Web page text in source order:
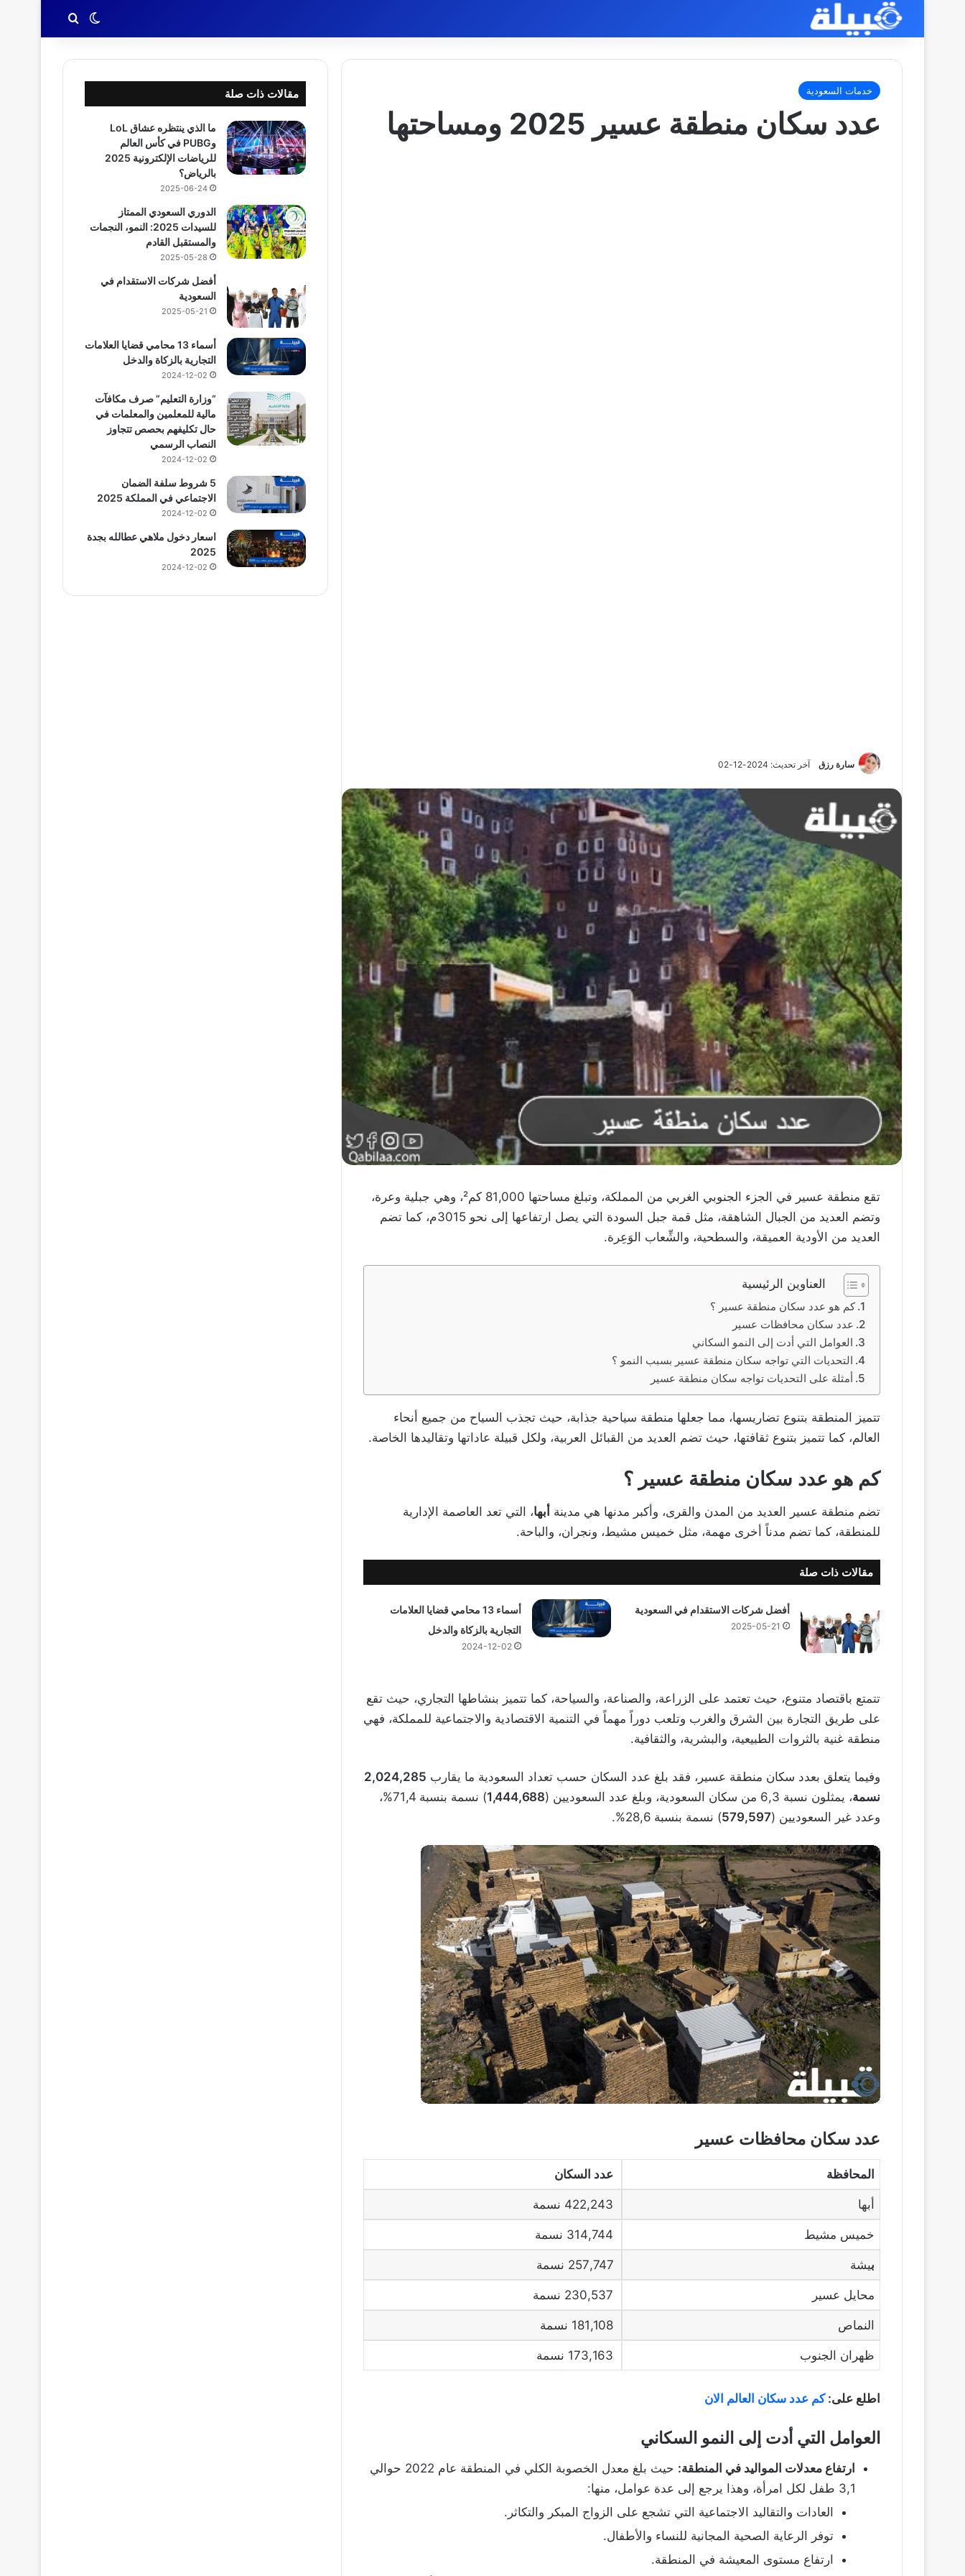
الوضع المظلم
بحث عن
خدمات السعودية
عدد سكان منطقة عسير 2025 ومساحتها
سارة رزق آخر تحديث: 2024-12-02
تقع منطقة عسير في الجزء الجنوبي الغربي من المملكة، وتبلغ مساحتها 81,000 كم²، وهي جبلية وعرة،
وتضم العديد من الجبال الشاهقة، مثل قمة جبل السودة التي يصل ارتفاعها إلى نحو 3015م، كما تضم
العديد من الأودية العميقة، والسطحية، والشِّعاب الوَعِرة.
العناوين الرئيسية
كم هو عدد سكان منطقة عسير ؟
عدد سكان محافظات عسير
العوامل التي أدت إلى النمو السكاني
التحديات التي تواجه سكان منطقة عسير بسبب النمو ؟
أمثلة على التحديات تواجه سكان منطقة عسير
تتميز المنطقة بتنوع تضاريسها، مما جعلها منطقة سياحية جذابة، حيث تجذب السياح من جميع أنحاء
العالم، كما تتميز بتنوع ثقافتها، حيث تضم العديد من القبائل العربية، ولكل قبيلة عاداتها وتقاليدها الخاصة.
كم هو عدد سكان منطقة عسير ؟
تضم منطقة عسير العديد من المدن والقرى، وأكبر مدنها هي مدينة أبها، التي تعد العاصمة الإدارية
للمنطقة، كما تضم مدناً أخرى مهمة، مثل خميس مشيط، ونجران، والباحة.
مقالات ذات صلة
أفضل شركات الاستقدام في السعودية
2025-05-21
أسماء 13 محامي قضايا العلامات
التجارية بالزكاة والدخل
2024-12-02
تتمتع باقتصاد متنوع، حيث تعتمد على الزراعة، والصناعة، والسياحة، كما تتميز بنشاطها التجاري، حيث تقع
على طريق التجارة بين الشرق والغرب وتلعب دوراً مهماً في التنمية الاقتصادية والاجتماعية للمملكة، فهي
منطقة غنية بالثروات الطبيعية، والبشرية، والثقافية.
وفيما يتعلق بعدد سكان منطقة عسير، فقد بلغ عدد السكان حسب تعداد السعودية ما يقارب 2,024,285
نسمة، يمثلون نسبة 6,3 من سكان السعودية، وبلغ عدد السعوديين ( 1,444,688
) نسمة بنسبة 71,4%،
وعدد غير السعوديين (579,597) نسمة بنسبة 28,6%.
عدد سكان محافظات عسير
المحافظة عدد السكان
أبها 422,243 نسمة
خميس مشيط 314,744 نسمة
بيشة 257,747 نسمة
محايل عسير 230,537 نسمة
النماص 181,108 نسمة
ظهران الجنوب 173,163 نسمة
اطلع على:كم عدد سكان العالم الان
العوامل التي أدت إلى النمو السكاني
ارتفاع معدلات المواليد في المنطقة:
حيث بلغ معدل الخصوبة الكلي في المنطقة عام 2022 حوالي
3,1 طفل لكل امرأة، وهذا يرجع إلى عدة عوامل، منها:
العادات والتقاليد الاجتماعية التي تشجع على الزواج المبكر والتكاثر.
توفر الرعاية الصحية المجانية للنساء والأطفال.
ارتفاع مستوى المعيشة في المنطقة.
مقالات ذات صلة
ما الذي ينتظره عشاق LoL
وPUBG في كأس العالم
للرياضات الإلكترونية 2025
بالرياض؟
2025-06-24
الدوري السعودي الممتاز
للسيدات 2025: النمو، النجمات
والمستقبل القادم
2025-05-28
أفضل شركات الاستقدام في
السعودية
2025-05-21
أسماء 13 محامي قضايا العلامات
التجارية بالزكاة والدخل
2024-12-02
“وزارة التعليم” صرف مكافآت
مالية للمعلمين والمعلمات في
حال تكليفهم بحصص تتجاوز
النصاب الرسمي
2024-12-02
5 شروط سلفة الضمان
الاجتماعي في المملكة 2025
2024-12-02
اسعار دخول ملاهي عطالله بجدة
2025
2024-12-02